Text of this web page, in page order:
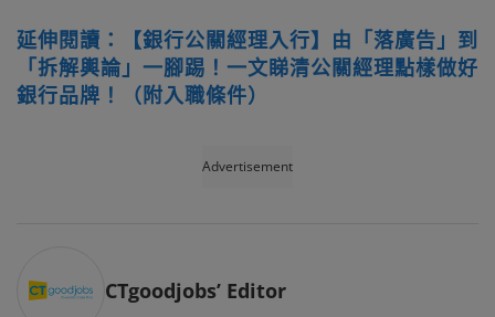
延伸閱讀：【銀行公關經理入行】由「落廣告」到
「拆解輿論」一腳踢！一文睇清公關經理點樣做好
銀行品牌！（附入職條件）
Advertisement
CTgoodjobs’ Editor